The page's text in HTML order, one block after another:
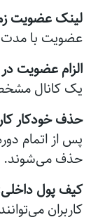
لینک عضویت
عضویت با مدت
الزام عضویت
یک کانال
حذف خودکار
پس از اتمام
حذف می‌شوند.
کیف پول
کاربران